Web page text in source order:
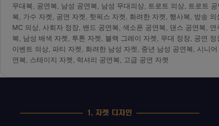
무대복, 공연복, 남성 공연복, 남성 무대의상, 트로트 의상, 트로트 공
복, 가수 자켓, 공연 자켓, 핫픽스 자켓, 화려한 자켓, 행사복, 방송 의
MC 의상, 사회자 정장, 밴드 공연복, 색소폰 공연복, 댄스 공연복, 연
복, 남성 배색 자켓, 투톤 자켓, 블랙 그레이 자켓, 무대 정장, 공연 정
이벤트 의상, 파티 자켓, 화려한 남성 자켓, 중년 남성 공연복, 시니어
연복, 스테이지 자켓, 럭셔리 공연복, 고급 공연 자켓